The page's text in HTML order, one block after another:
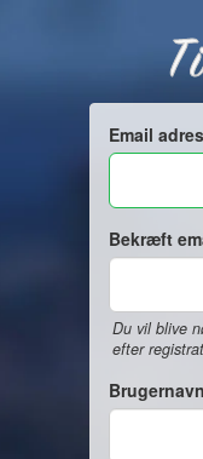
Email
Bekræft
Du vil blive
efter
Brugernavn